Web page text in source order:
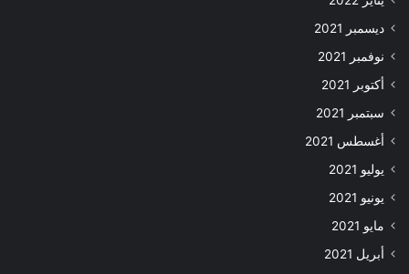
ديسمبر 2021
نوفمبر 2021
أكتوبر 2021
سبتمبر 2021
أغسطس 2021
يوليو 2021
يونيو 2021
مايو 2021
أبريل 2021